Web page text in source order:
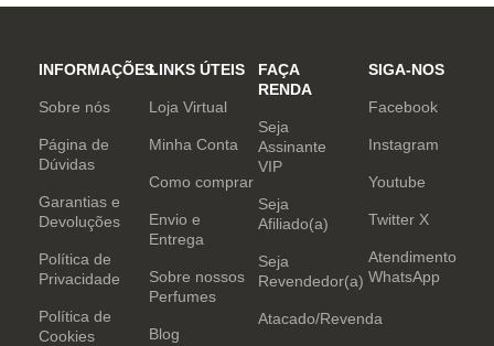
INFORMAÇÕES
Sobre nós
Página de
Dúvidas
Garantias e
Devoluções
Política de
Privacidade
Política de
Cookies
LINKS ÚTEIS
Loja Virtual
Minha Conta
Como comprar
Envio e
Entrega
Sobre nossos
Perfumes
Blog
FAÇA
RENDA
Seja
Assinante
VIP
Seja
Afiliado(a)
Seja
Revendedor(a)
Atacado/Revenda
SIGA-NOS
Facebook
Instagram
Youtube
Twitter X
Atendimento
WhatsApp